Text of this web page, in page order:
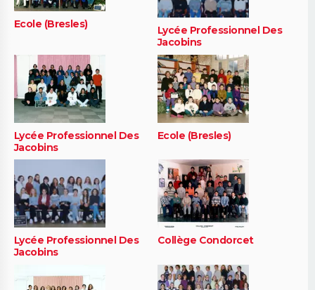
Ecole (Bresles)
Lycée Professionnel Des
Jacobins
Lycée Professionnel Des
Jacobins
Ecole (Bresles)
Lycée Professionnel Des
Jacobins
Collège Condorcet